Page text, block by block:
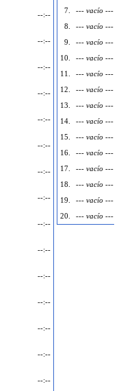
--:--
--:--
--:--
--:--
--:--
--:--
--:--
--:--
--:--
--:--
--:--
--:--
--:--
--:--
--:--
7.
--- vacío ---
8.
--- vacío ---
9.
--- vacío ---
10.
--- vacío ---
11.
--- vacío ---
12.
--- vacío ---
13.
--- vacío ---
14.
--- vacío ---
15.
--- vacío ---
16.
--- vacío ---
17.
--- vacío ---
18.
--- vacío ---
19.
--- vacío ---
20.
--- vacío ---